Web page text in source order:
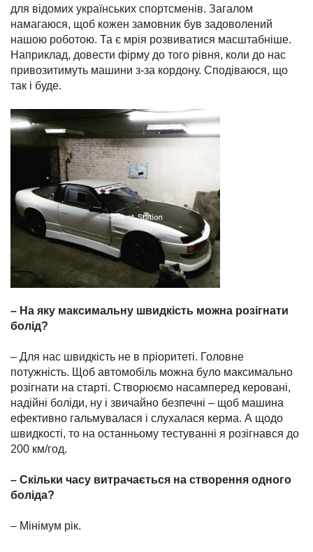
для відомих українських спортс­менів. Загалом
намагаюся, щоб кожен замовник був задово­лений
нашою роботою. Та є мрія розвиватися масштабніше.
На­прик­лад, довести фірму до того рівня, коли до нас
приво­зи­тимуть машини з-за кордону. Сподіваюся, що
так і буде.
– На яку максимальну швид­кість можна розігнати
болід?
– Для нас швидкість не в пріоритеті. Головне
потужність. Щоб автомобіль можна було максимально
розігнати на стар­ті. Створюємо насамперед ке­ровані,
надійні боліди, ну і зви­чайно безпечні – щоб машина
ефективно гальмувалася і слу­халася керма. А щодо
швидкості, то на останньому тестуванні я розігнався до
200 км/год.
– Скільки часу витрачається на створення одного
боліда?
– Мінімум рік.